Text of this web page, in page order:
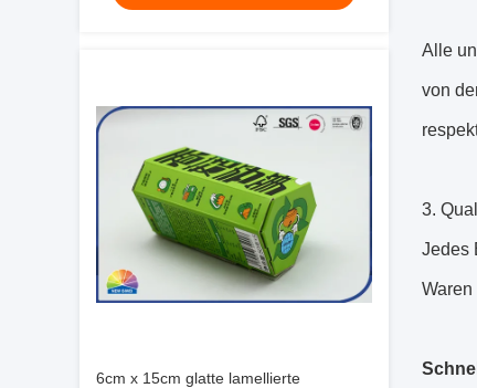
6cm x 15cm glatte lamellierte
Alle
von
3.
Jedes